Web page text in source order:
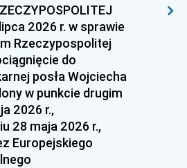
2026 r. w sprawie
Rzeczypospolitej
do
posła Wojciecha
w punkcie drugim
2026 r.,
28 maja 2026 r.,
Europejskiego